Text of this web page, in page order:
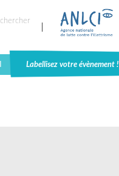
Labellisez votre évènement !